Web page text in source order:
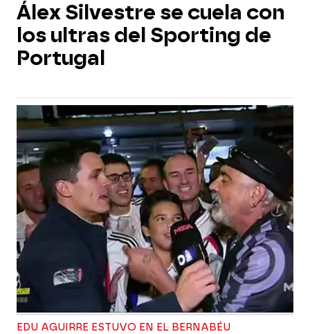
Álex Silvestre se cuela con
los ultras del Sporting de
Portugal
EDU AGUIRRE ESTUVO EN EL BERNABÉU